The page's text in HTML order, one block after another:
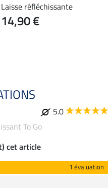
Laisse réfléchissante
14,90 €
5.0
To Go
cet article
1 évaluation